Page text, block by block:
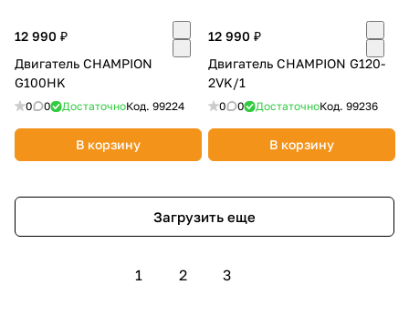
12 990 ₽
Двигатель CHAMPION
G100HK
0 0 ДостаточноКод. 99224
В корзину
12 990 ₽
Двигатель CHAMPION G120-
2VK/1
0 0 ДостаточноКод. 99236
В корзину
Загрузить еще
1 2 3